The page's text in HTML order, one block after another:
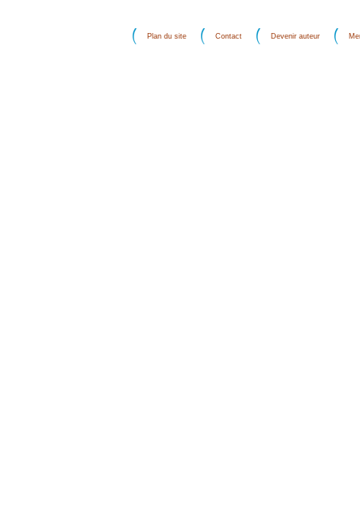
Plan du site Contact Devenir auteur